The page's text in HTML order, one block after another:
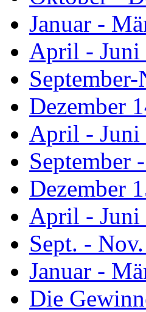
Januar -
April - Juni
Dezember
April - Juni
September
Dezember
April - Juni
Sept. -
Januar -
Die